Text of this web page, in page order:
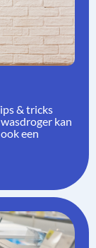
& tricks
kan
een